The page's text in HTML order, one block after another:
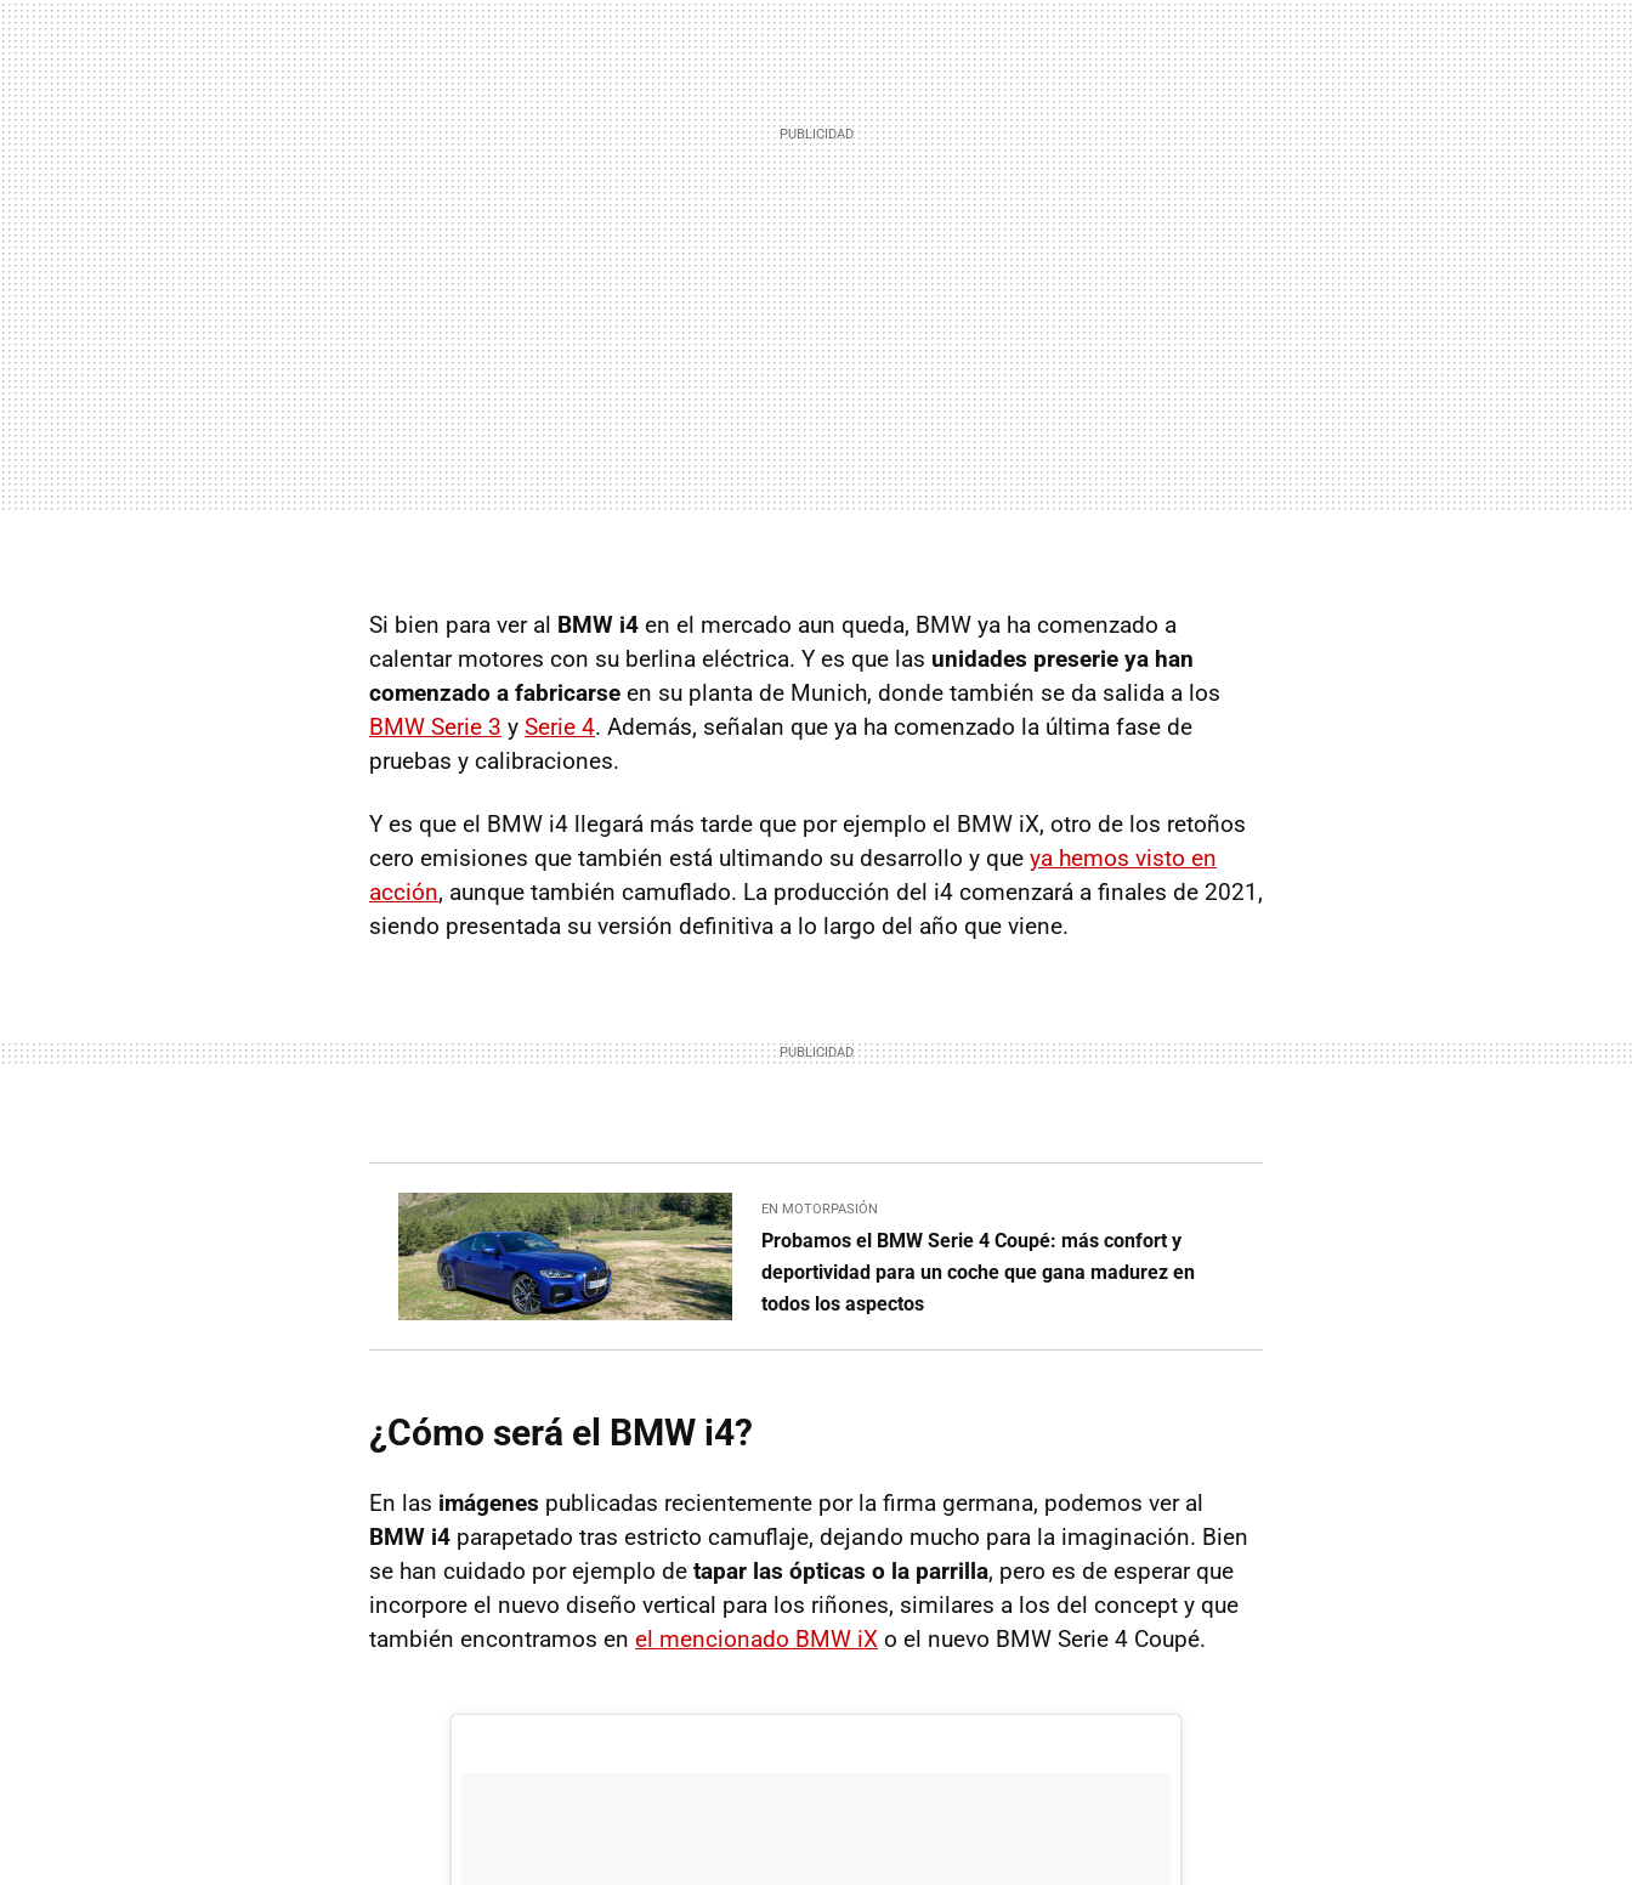
Si bien para ver al BMW i4 en el mercado aun queda, BMW ya ha comenzado a
calentar motores con su berlina eléctrica. Y es que las unidades preserie ya han
comenzado a fabricarse en su planta de Munich, donde también se da salida a los
BMW Serie 3 y Serie 4. Además, señalan que ya ha comenzado la última fase de
pruebas y calibraciones.
Y es que el BMW i4 llegará más tarde que por ejemplo el BMW iX, otro de los retoños
cero emisiones que también está ultimando su desarrollo y que ya hemos visto en
acción, aunque también camuflado. La producción del i4 comenzará a finales de 2021,
siendo presentada su versión definitiva a lo largo del año que viene.
EN MOTORPASIÓN
Probamos el BMW Serie 4 Coupé: más confort y
deportividad para un coche que gana madurez en
todos los aspectos
¿Cómo será el BMW i4?
En las imágenes publicadas recientemente por la firma germana, podemos ver al
BMW i4 parapetado tras estricto camuflaje, dejando mucho para la imaginación. Bien
se han cuidado por ejemplo de tapar las ópticas o la parrilla, pero es de esperar que
incorpore el nuevo diseño vertical para los riñones, similares a los del concept y que
también encontramos en el mencionado BMW iX o el nuevo BMW Serie 4 Coupé.